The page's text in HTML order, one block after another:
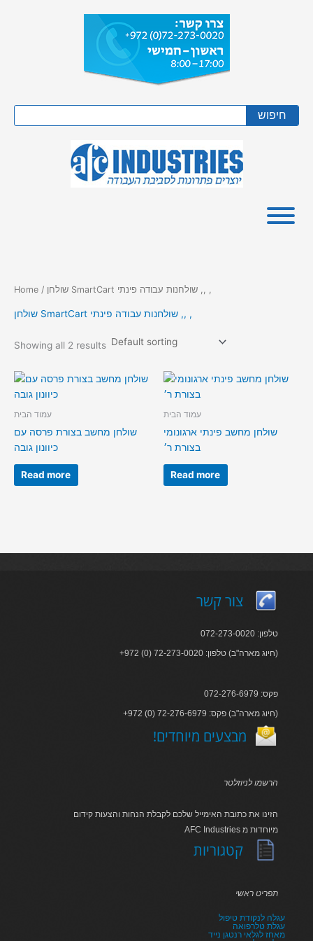
חיפוש
Home
שולחן SmartCart שולחנות עבודה פינתי ,, ,
Showing all 2 results
עמוד הבית
שולחן מחשב בצורת פרסה עם
כיוונון גובה
Read more
עמוד הבית
שולחן מחשב פינתי ארגונומי
בצורת ר׳
Read more
צור קשר
טלפון: 072-273-0020
+972 (0) 72-273-0020 :חיוג מארה"ב) טלפון)
פקס: 072-276-6979
+972 (0) 72-276-6979 :חיוג מארה"ב) פקס)
!מבצעים מיוחדים
הרשמו לניוזלטר
הזינו את כתובת האימייל שלכם לקבלת הנחות והצעות קידום
AFC Industries מיוחדות מ
קטגוריות
תפריט ראשי
עגלה לנקודת טיפול
עגלת טלרפואה
מאחז לגלאי רנטגן נייד